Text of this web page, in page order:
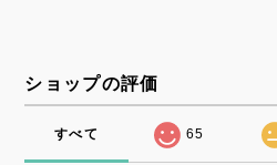
ショップの評価
すべて 65